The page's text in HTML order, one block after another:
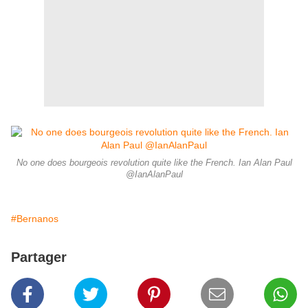
No one does bourgeois revolution quite like the French. Ian Alan Paul
‏@IanAlanPaul
#Bernanos
Partager